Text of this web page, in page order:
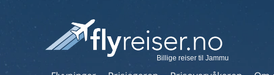
Billige reiser til Jammu